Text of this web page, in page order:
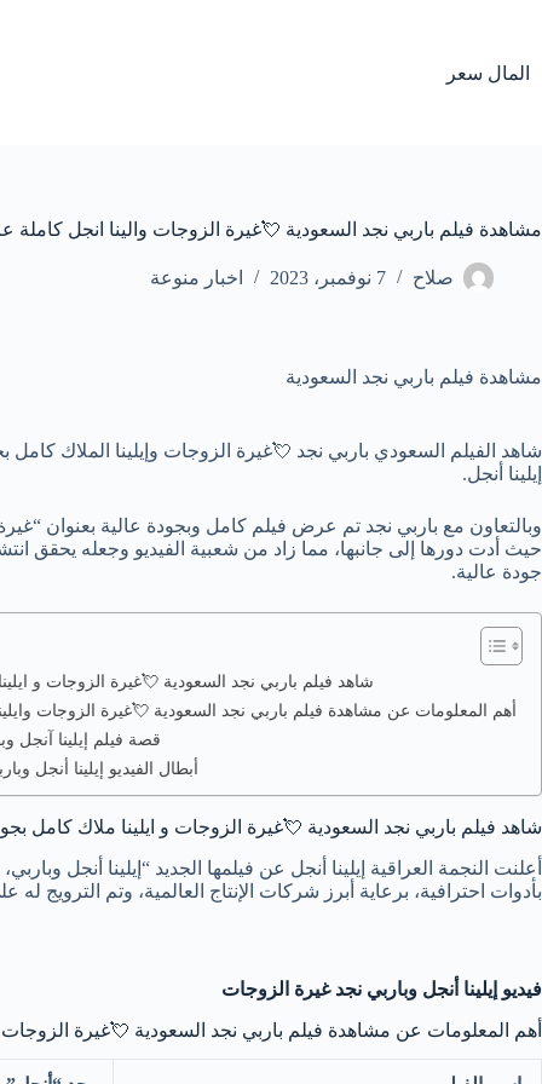
المال سعر
مشاهدة فيلم باربي نجد السعودية 💘غيرة الزوجات والينا انجل كاملة
صلاح 7 نوفمبر، 2023 اخبار منوعة
مشاهدة فيلم باربي نجد السعودية
شاهد الفيلم السعودي باربي نجد 💘غيرة الزوجات وإيلينا الملاك
إيلينا أنجل.
وبالتعاون مع باربي نجد تم عرض فيلم كامل وبجودة عالية بعنوان
حيث أدت دورها إلى جانبها، مما زاد من شعبية الفيديو وجعله يحقق
جودة عالية.
شاهد فيلم باربي نجد السعودية 💘غيرة الزوجات و
أهم المعلومات عن مشاهدة فيلم باربي نجد السعودية 💘غيرة الزوجات
قصة فيلم إيلينا آنجل
أبطال الفيديو إيلينا أنجل
شاهد فيلم باربي نجد السعودية 💘غيرة الزوجات و ايلينا ملاك كامل
أعلنت النجمة العراقية إيلينا أنجل عن فيلمها الجديد “إيلينا أنجل
بأدوات احترافية، برعاية أبرز شركات الإنتاج العالمية، وتم الترويج له
فيديو إيلينا أنجل وباربي نجد غيرة الزوجات
أهم المعلومات عن مشاهدة فيلم باربي نجد السعودية 💘غيرة الزوجات